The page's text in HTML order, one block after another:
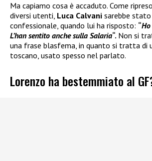
Ma capiamo cosa è accaduto. Come
diversi utenti, Luca Calvani sarebbe
confessionale, quando lui ha risposto: “
L’han sentito anche sulla Salaria“. Non si
una frase blasfema, in quanto si tratta di
toscano, usato spesso nel parlato.
Lorenzo ha bestemmiato al